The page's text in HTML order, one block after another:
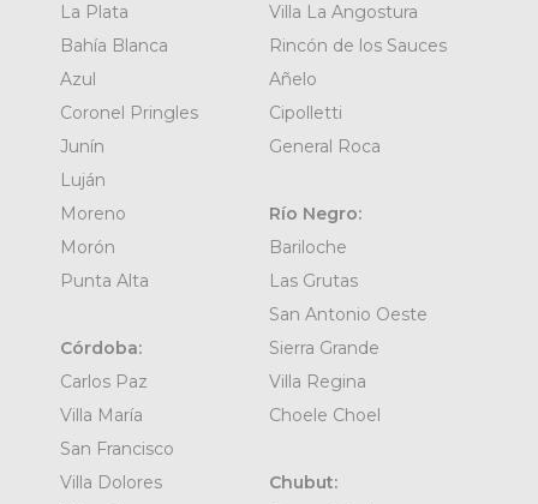
La Plata
Bahía Blanca
Azul
Coronel Pringles
Junín
Luján
Moreno
Morón
Punta Alta
Córdoba:
Carlos Paz
Villa María
San Francisco
Villa Dolores
Villa La Angostura
Rincón de los Sauces
Añelo
Cipolletti
General Roca
Río Negro:
Bariloche
Las Grutas
San Antonio Oeste
Sierra Grande
Villa Regina
Choele Choel
Chubut: